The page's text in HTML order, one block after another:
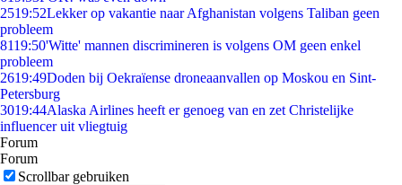
2519:52Lekker op vakantie naar Afghanistan volgens Taliban geen
probleem
8119:50'Witte' mannen discrimineren is volgens OM geen enkel
probleem
2619:49Doden bij Oekraïense droneaanvallen op Moskou en Sint-
Petersburg
3019:44Alaska Airlines heeft er genoeg van en zet Christelijke
influencer uit vliegtuig
Forum
Forum
Scrollbar gebruiken